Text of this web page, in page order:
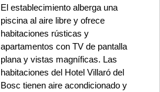
El establecimiento alberga una
piscina al aire libre y ofrece
habitaciones rústicas y
apartamentos con TV de pantalla
plana y vistas magníficas. Las
habitaciones del Hotel Villaró del
Bosc tienen aire acondicionado y